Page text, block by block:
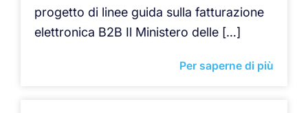
progetto di linee guida sulla fatturazione
elettronica B2B Il Ministero delle […]
Per saperne di più